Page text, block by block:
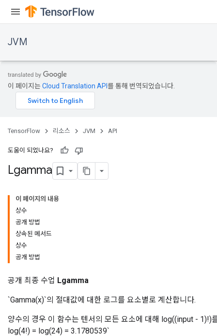
JVM
이 페이지는Cloud Translation API 를 통해 번역되었습니다.
TensorFlow 리소스 JVM API
도움이 되었나요?
Lgamma
이 페이지의 내용
상수
공개 방법
상속된 메서드
상수
공개 방법
공개 최종 수업 Lgamma
`Gamma(x)`의 절대값에 대한 로그를 요소별로 계산합니다.
양수의 경우 이 함수는 텐서의 모든 요소에 대해 log((input -
log(4!) = log(24) = 3.1780539`